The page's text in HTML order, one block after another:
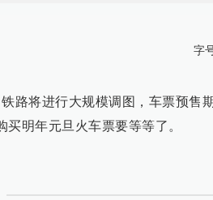
字
路将进行大规模调图，车票预售期
明年元旦火车票要等等了。